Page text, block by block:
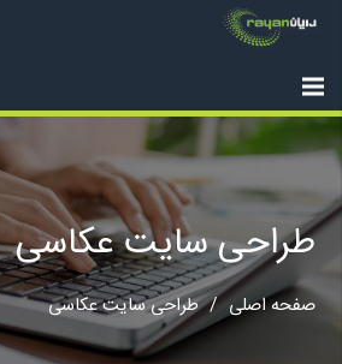
طراحی سایت عکاسی
صفحه اصلی / طراحی سایت عکاسی